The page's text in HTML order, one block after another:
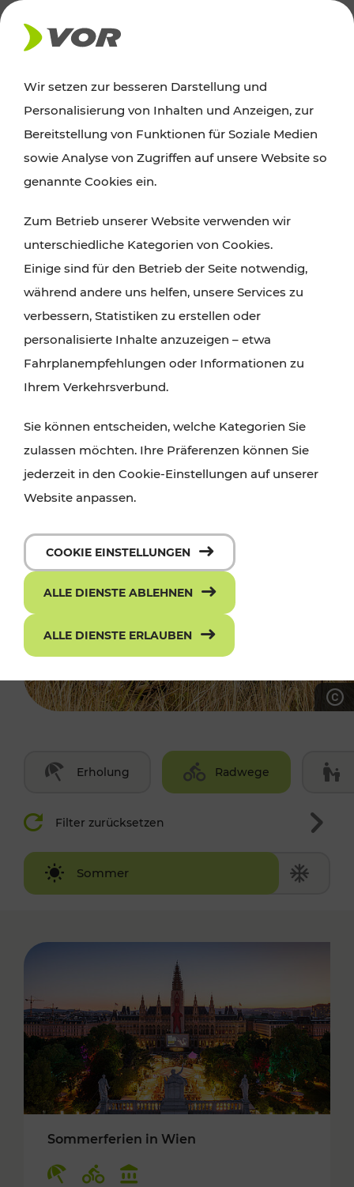
AKTUELLES
Ausflugstipps
Wien, Niederösterreich und das Burgenland
Wanderungen, Kultur und Gastronomie,
Radtouren oder purer Naturgenuss – viele
Attraktionen sind mit den Ticket- und Fahrplan-
Angeboten des VOR gut und schnell erreichbar.
Erholung Radwege
Filter zurücksetzen
Sommer
Winter
Sommerferien in Wien
Wir setzen zur besseren Darstellung und
Personalisierung von Inhalten und Anzeigen, zur
Bereitstellung von Funktionen für Soziale Medien
sowie Analyse von Zugriffen auf unsere Website so
genannte Cookies ein.
Zum Betrieb unserer Website verwenden wir
unterschiedliche Kategorien von Cookies.
Einige sind für den Betrieb der Seite notwendig,
während andere uns helfen, unsere Services zu
verbessern, Statistiken zu erstellen oder
personalisierte Inhalte anzuzeigen – etwa
Fahrplanempfehlungen oder Informationen zu
Ihrem Verkehrsverbund.
Sie können entscheiden, welche Kategorien Sie
zulassen möchten. Ihre Präferenzen können Sie
jederzeit in den Cookie-Einstellungen auf unserer
Website anpassen.
COOKIE EINSTELLUNGEN
ALLE DIENSTE ABLEHNEN
ALLE DIENSTE ERLAUBEN